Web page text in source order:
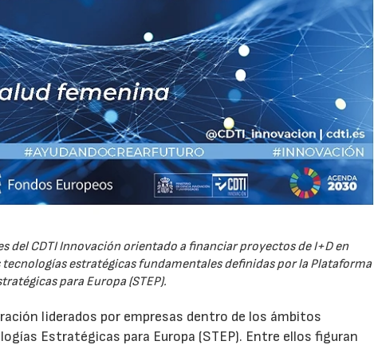
del CDTI Innovación orientado a financiar proyectos de I+D en
estratégicas fundamentales definidas por la Plataforma
para Europa (STEP).
liderados por empresas dentro de los ámbitos
Estratégicas para Europa (STEP). Entre ellos figuran